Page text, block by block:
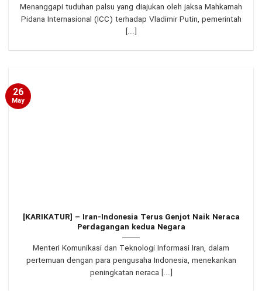
Menanggapi tuduhan palsu yang diajukan oleh jaksa Mahkamah
Pidana Internasional (ICC) terhadap Vladimir Putin, pemerintah
[...]
[KARIKATUR] – Iran-Indonesia Terus Genjot Naik Neraca
Perdagangan kedua Negara
Menteri Komunikasi dan Teknologi Informasi Iran, dalam
pertemuan dengan para pengusaha Indonesia, menekankan
peningkatan neraca [...]
26
May